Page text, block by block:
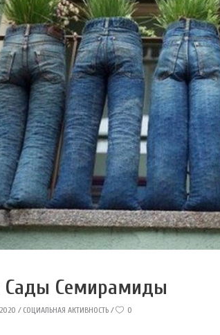
Сады Семирамиды
СОЦИАЛЬНАЯ АКТИВНОСТЬ 0